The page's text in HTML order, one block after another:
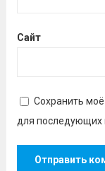
Сайт
Сохранить
для последующих